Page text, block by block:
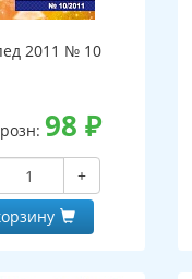
2011 № 10
98₽
+